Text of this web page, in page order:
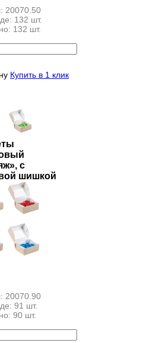
20070.50
132 шт.
132 шт.
Купить в 1 клик
с
шишкой
20070.90
91 шт.
90 шт.